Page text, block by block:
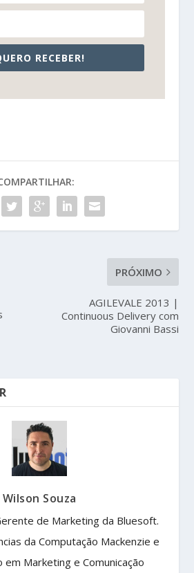
RECEBER!
PRÓXIMO
AGILEVALE 2013 |
Continuous Delivery com
Giovanni Bassi
Wilson Souza
de Marketing da Bluesoft.
da Computação Mackenzie e
em Marketing e Comunicação